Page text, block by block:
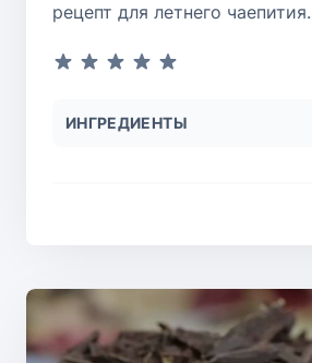
рецепт для летнего чаепития.
ИНГРЕДИЕНТЫ